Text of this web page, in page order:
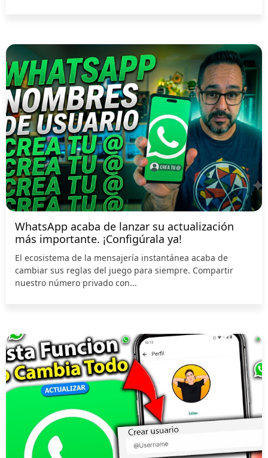
WhatsApp acaba de lanzar su actualización
más importante. ¡Configúrala ya!
El ecosistema de la mensajería instantánea acaba de
cambiar sus reglas del juego para siempre. Compartir
nuestro número privado con...